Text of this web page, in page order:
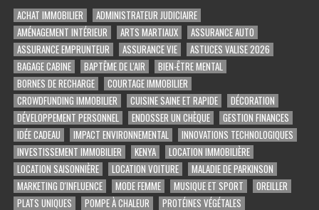
ACHAT IMMOBILIER
ADMINISTRATEUR JUDICIAIRE
AMÉNAGEMENT INTÉRIEUR
ARTS MARTIAUX
ASSURANCE AUTO
ASSURANCE EMPRUNTEUR
ASSURANCE VIE
ASTUCES VALISE 2026
BAGAGE CABINE
BAPTÊME DE L'AIR
BIEN-ÊTRE MENTAL
BORNES DE RECHARGE
COURTAGE IMMOBILIER
CROWDFUNDING IMMOBILIER
CUISINE SAINE ET RAPIDE
DÉCORATION
DÉVELOPPEMENT PERSONNEL
ENDOSSER UN CHÈQUE
GESTION FINANCES
IDÉE CADEAU
IMPACT ENVIRONNEMENTAL
INNOVATIONS TECHNOLOGIQUES
INVESTISSEMENT IMMOBILIER
KENYA
LOCATION IMMOBILIÈRE
LOCATION SAISONNIÈRE
LOCATION VOITURE
MALADIE DE PARKINSON
MARKETING D'INFLUENCE
MODE FEMME MUSIQUE ET SPORT
OREILLER
PLATS UNIQUES
POMPE À CHALEUR PROTÉINES VÉGÉTALES